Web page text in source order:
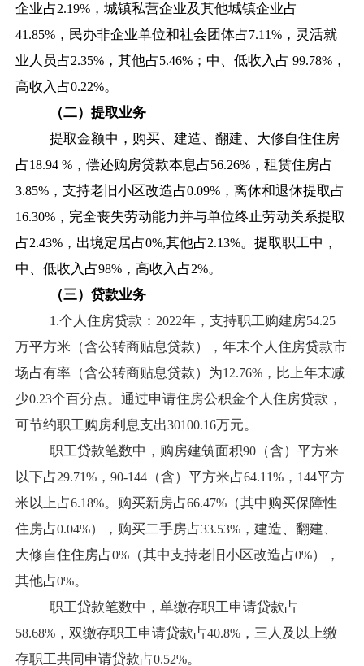
企业占2.19% ，城镇私营企业及其他城镇企业占
41.85% ，民办非企业单位和社会团体占7.11% ，灵活就
业人员占2.35% ，其他占5.46% ；中、低收入占 99.78% ，
高收入占0.22%。
（二）提取业务
提取金额中，购买、建造、翻建、大修自住住房
占18.94 % ，偿还购房贷款本息占56.26% ，租赁住房占
3.85% ，支持老旧小区改造占0.09% ，离休和退休提取占
16.30% ，完全丧失劳动能力并与单位终止劳动关系提取
占2.43% ，出境定居占0%,其他占2.13%。提取职工中，
中、低收入占98% ，高收入占2%。
（三）贷款业务
1.个人住房贷款： 2022年，支持职工购建房54.25
万平方米（含公转商贴息贷款），年末个人住房贷款市
场占有率（含公转商贴息贷款）为12.76% ，比上年末减
少0.23个百分点。通过申请住房公积金个人住房贷款，
可节约职工购房利息支出30100.16万元。
职工贷款笔数中，购房建筑面积90（含）平方米
以下占29.71% ， 90-144 （含）平方米占64.11% ， 144平方
米以上占6.18%。购买新房占66.47% （其中购买保障性
住房占0.04%），购买二手房占33.53% ，建造、翻建、
大修自住住房占0% （其中支持老旧小区改造占0%），
其他占0%。
职工贷款笔数中，单缴存职工申请贷款占
58.68% ，双缴存职工申请贷款占40.8% ，三人及以上缴
存职工共同申请贷款占0.52%。